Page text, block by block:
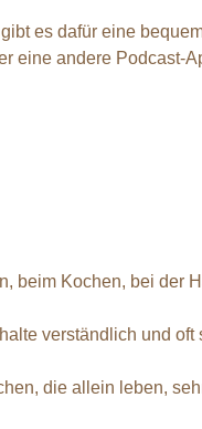
gibt es dafür eine
eine andere Podcast-
beim Kochen, bei
verständlich und oft
die allein leben,